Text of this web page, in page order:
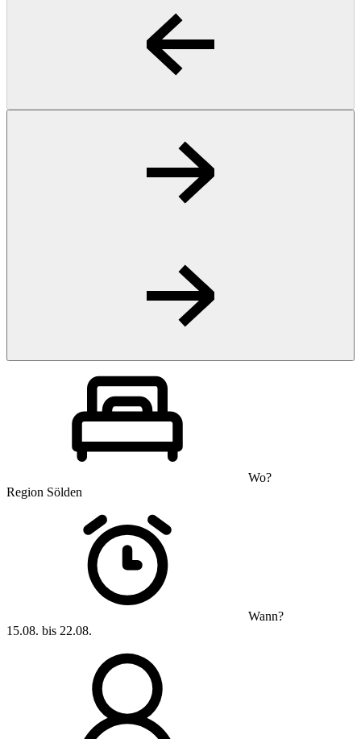
Wo?
Region Sölden
Wann?
15.08. bis 22.08.